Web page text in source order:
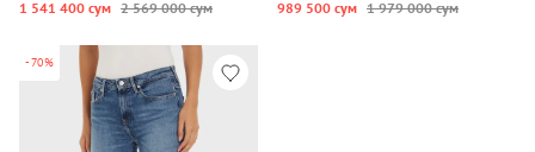
1 541 400 сум 2 569 000 сум 989 500 сум 1 979 000 сум
-70%